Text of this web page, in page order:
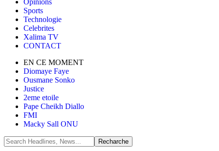
Sports
Technologie
Celebrites
Xalima TV
CONTACT
EN CE MOMENT
Diomaye Faye
Ousmane Sonko
Justice
2eme etoile
Pape Cheikh Diallo
FMI
Macky Sall ONU